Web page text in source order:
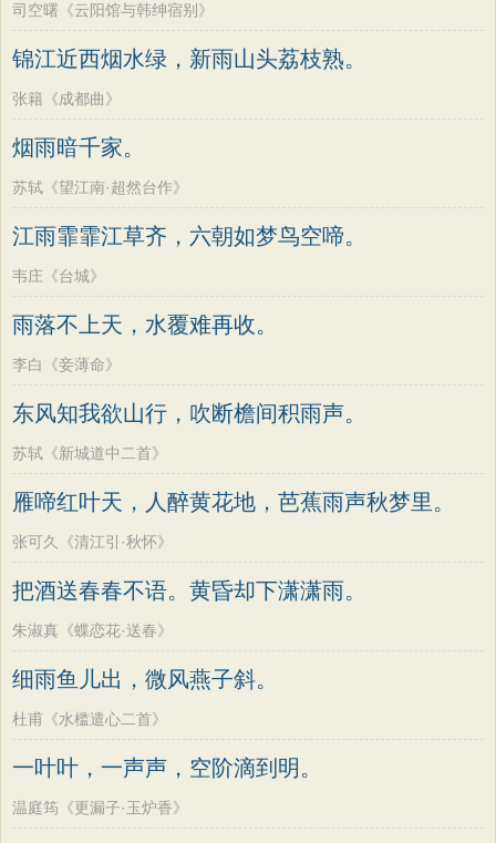
司空曙《云阳馆与韩绅宿别》
锦江近西烟水绿，新雨山头荔枝熟。
张籍《成都曲》
烟雨暗千家。
苏轼《望江南·超然台作》
江雨霏霏江草齐，六朝如梦鸟空啼。
韦庄《台城》
雨落不上天，水覆难再收。
李白《妾薄命》
东风知我欲山行，吹断檐间积雨声。
苏轼《新城道中二首》
雁啼红叶天，人醉黄花地，芭蕉雨声秋梦里。
张可久《清江引·秋怀》
把酒送春春不语。黄昏却下潇潇雨。
朱淑真《蝶恋花·送春》
细雨鱼儿出，微风燕子斜。
杜甫《水槛遣心二首》
一叶叶，一声声，空阶滴到明。
温庭筠《更漏子·玉炉香》